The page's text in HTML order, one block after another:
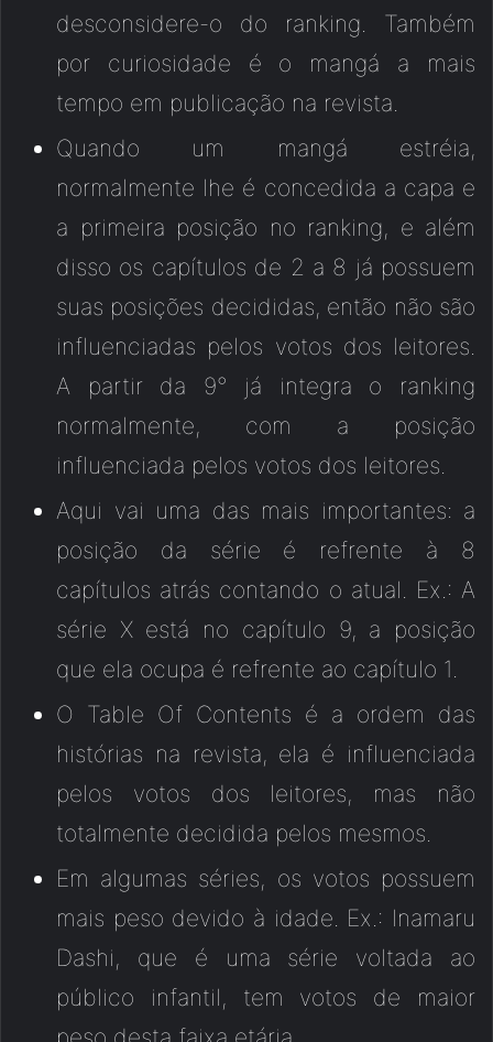
desconsidere-o do ranking. Também
por curiosidade é o mangá a mais
tempo em publicação na revista.
Quando um mangá estréia,
normalmente lhe é concedida a capa e
a primeira posição no ranking, e além
disso os capítulos de 2 a 8 já possuem
suas posições decididas, então não são
influenciadas pelos votos dos leitores.
A partir da 9° já integra o ranking
normalmente, com a posição
influenciada pelos votos dos leitores.
Aqui vai uma das mais importantes: a
posição da série é refrente à 8
capítulos atrás contando o atual. Ex.: A
série X está no capítulo 9, a posição
que ela ocupa é refrente ao capítulo 1.
O Table Of Contents é a ordem das
histórias na revista, ela é influenciada
pelos votos dos leitores, mas não
totalmente decidida pelos mesmos.
Em algumas séries, os votos possuem
mais peso devido à idade. Ex.: Inamaru
Dashi, que é uma série voltada ao
público infantil, tem votos de maior